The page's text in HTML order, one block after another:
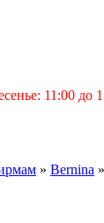
11:00 до
» Bernina